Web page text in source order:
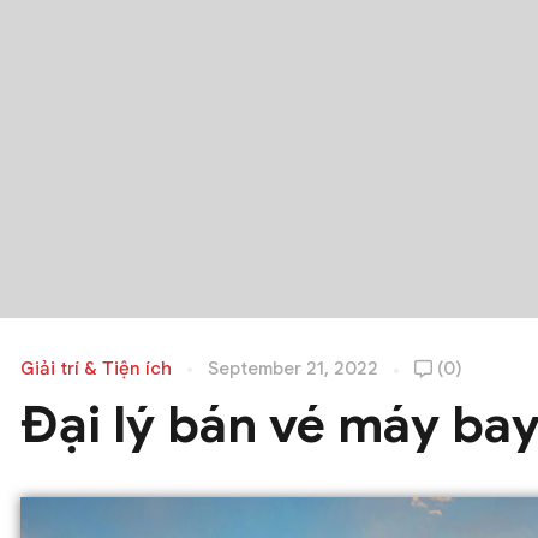
Giải trí & Tiện ích September 21, 2022 (0)
Đại lý bán vé máy